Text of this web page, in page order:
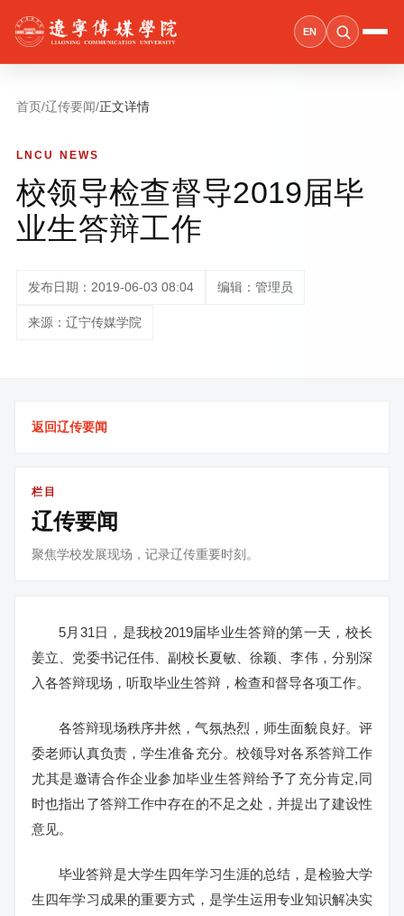
EN
首页/辽传要闻/正文详情
LNCU NEWS
校领导检查督导2019届毕
业生答辩工作
发布日期：2019-06-03 08:04 编辑：管理员
来源：辽宁传媒学院
返回辽传要闻
栏目
辽传要闻
聚焦学校发展现场，记录辽传重要时刻。
5月31日，是我校2019届毕业生答辩的第一天，校长
姜立、党委书记任伟、副校长夏敏、徐颖、李伟，分别深
入各答辩现场，听取毕业生答辩，检查和督导各项工作。
各答辩现场秩序井然，气氛热烈，师生面貌良好。评
委老师认真负责，学生准备充分。校领导对各系答辩工作
尤其是邀请合作企业参加毕业生答辩给予了充分肯定,同
时也指出了答辩工作中存在的不足之处，并提出了建设性
意见。
毕业答辩是大学生四年学习生涯的总结，是检验大学
生四年学习成果的重要方式，是学生运用专业知识解决实